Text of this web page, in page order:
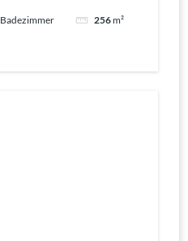
Badezimmer 256m²